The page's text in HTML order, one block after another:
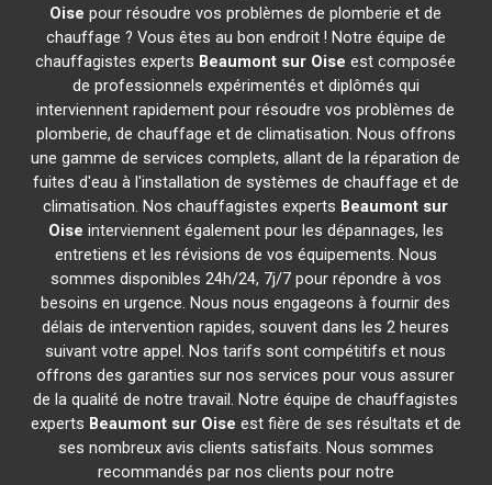
Oise pour résoudre vos problèmes de plomberie et de
chauffage ? Vous êtes au bon endroit ! Notre équipe de
chauffagistes experts Beaumont sur Oise est composée
de professionnels expérimentés et diplômés qui
interviennent rapidement pour résoudre vos problèmes de
plomberie, de chauffage et de climatisation. Nous offrons
une gamme de services complets, allant de la réparation de
fuites d'eau à l'installation de systèmes de chauffage et de
climatisation. Nos chauffagistes experts Beaumont sur
Oise interviennent également pour les dépannages, les
entretiens et les révisions de vos équipements. Nous
sommes disponibles 24h/24, 7j/7 pour répondre à vos
besoins en urgence. Nous nous engageons à fournir des
délais de intervention rapides, souvent dans les 2 heures
suivant votre appel. Nos tarifs sont compétitifs et nous
offrons des garanties sur nos services pour vous assurer
de la qualité de notre travail. Notre équipe de chauffagistes
experts Beaumont sur Oise est fière de ses résultats et de
ses nombreux avis clients satisfaits. Nous sommes
recommandés par nos clients pour notre